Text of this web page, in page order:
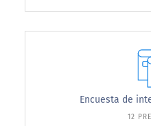
Encuesta de
12